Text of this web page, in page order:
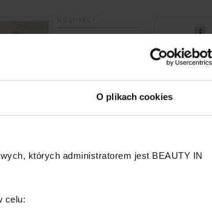
O plikach cookies
których administratorem jest BEAUTY IN
celu: